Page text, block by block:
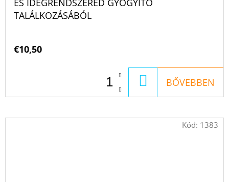
ÉS IDEGRENDSZERED GYÓGYÍTÓ
TALÁLKOZÁSÁBÓL
€10,50
KOSÁRBA
BŐVEBBEN
Kód: 1383